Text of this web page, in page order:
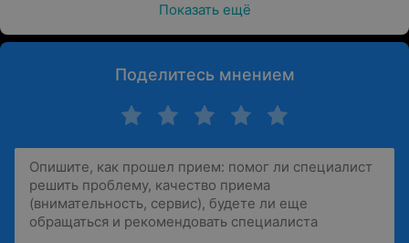
Показать ещё
Поделитесь мнением